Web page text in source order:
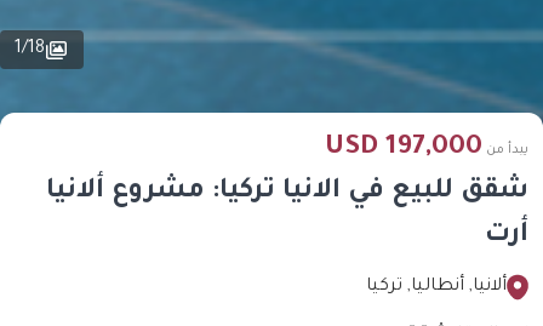
1/18
شقق للبيع في الانيا تركيا: مشروع ألانيا
أرت
يبدأ من 197,000 USD
ألانيا, أنطاليا, تركيا